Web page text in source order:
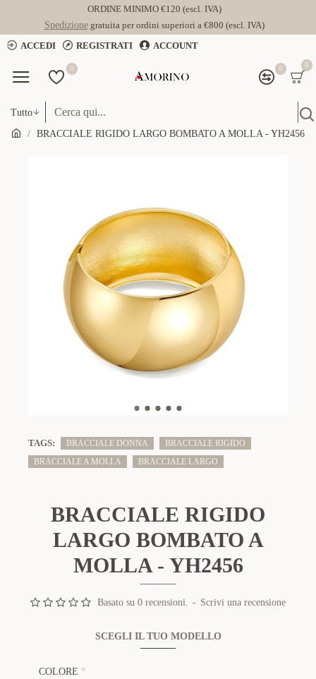
ORDINE MINIMO €120 (escl. IVA)
Spedizionegratuita per ordini superiori a €800 (escl. IVA)
ACCEDI
REGISTRATI ACCOUNT
0 0 0
Tutto
BRACCIALE RIGIDO LARGO BOMBATO A MOLLA - YH2456
TAGS: BRACCIALE DONNA
BRACCIALE RIGIDO
BRACCIALE A MOLLA
BRACCIALE LARGO
BRACCIALE RIGIDO
LARGO BOMBATO A
MOLLA - YH2456
Basato su 0 recensioni. - Scrivi una recensione
SCEGLI IL TUO MODELLO
COLORE